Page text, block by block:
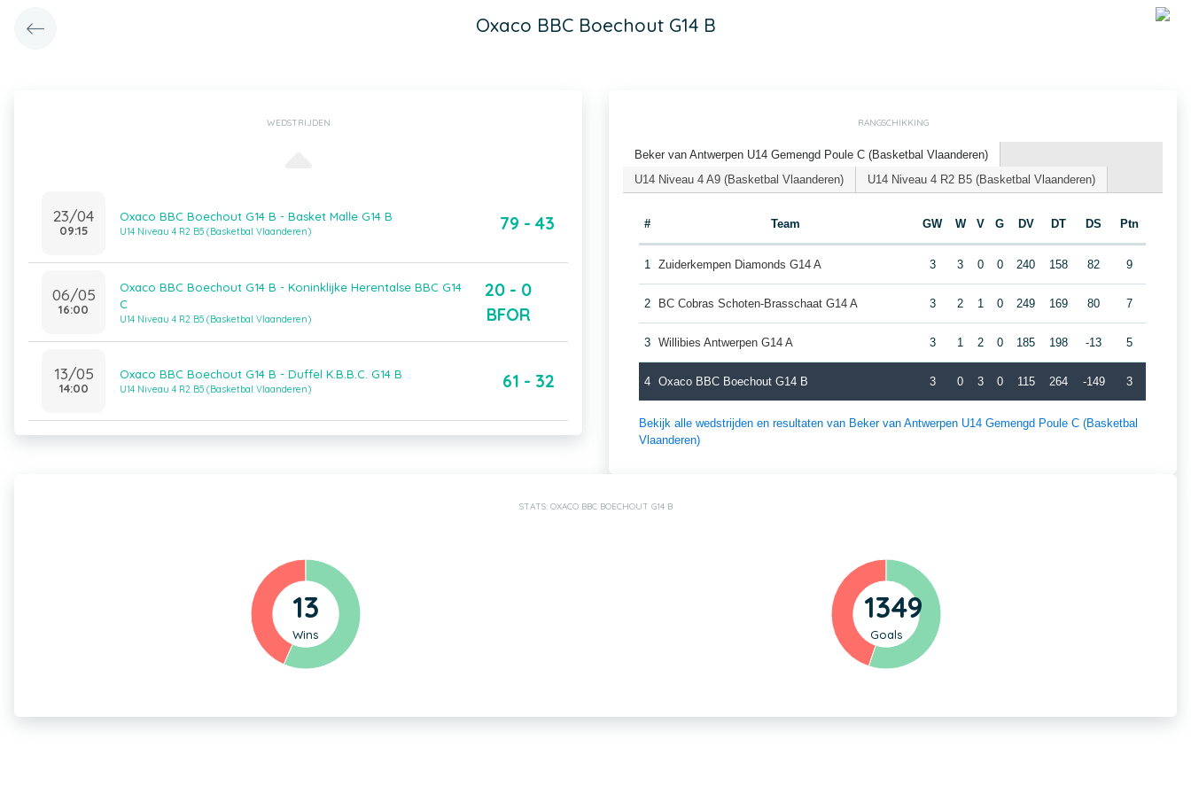
Oxaco BBC Boechout G14 B
WEDSTRIJDEN
23/04
09:15
Oxaco BBC Boechout G14 B - Basket Malle G14 B
U14 Niveau 4 R2 B5 (Basketbal Vlaanderen) 79 - 43
06/05
16:00
Oxaco BBC Boechout G14 B - Koninklijke Herentalse BBC G14
C
U14 Niveau 4 R2 B5 (Basketbal Vlaanderen)
20 - 0
BFOR
13/05
14:00
Oxaco BBC Boechout G14 B - Duffel K.B.B.C. G14 B
U14 Niveau 4 R2 B5 (Basketbal Vlaanderen) 61 - 32
RANGSCHIKKING
Beker van Antwerpen U14 Gemengd Poule C (Basketbal Vlaanderen)
U14 Niveau 4 A9 (Basketbal Vlaanderen)
U14 Niveau 4 R2 B5 (Basketbal Vlaanderen)
# Team GW W V G DV DT DS Ptn
1 Zuiderkempen Diamonds G14 A 3 3 0 0 240 158 82 9
2 BC Cobras Schoten-Brasschaat G14 A 3 2 1 0 249 169 80 7
3 Willibies Antwerpen G14 A 3 1 2 0 185 198 -13 5
4 Oxaco BBC Boechout G14 B 3 0 3 0 115 264 -149 3
Bekijk alle wedstrijden en resultaten van Beker van Antwerpen U14 Gemengd Poule C (Basketbal
Vlaanderen)
STATS: OXACO BBC BOECHOUT G14 B
13
Wins
1349
Goals